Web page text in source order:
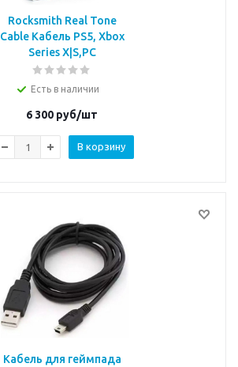
Rocksmith Real Tone
Cable Кабель PS5, Xbox
Series X|S,PC
Есть в наличии
6 300 руб/шт
В корзину
Кабель для геймпада